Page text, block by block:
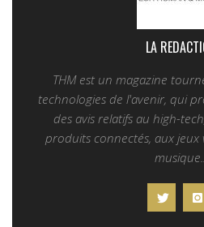
LA
THM est un magazine
technologies de l'avenir, qui
des avis relatifs au high-
produits connectés, aux jeux